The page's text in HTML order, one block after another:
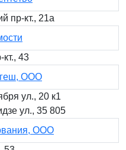
пр-кт., 21а
43
ООО
ул., 20 к1
ул., 35 805
ООО